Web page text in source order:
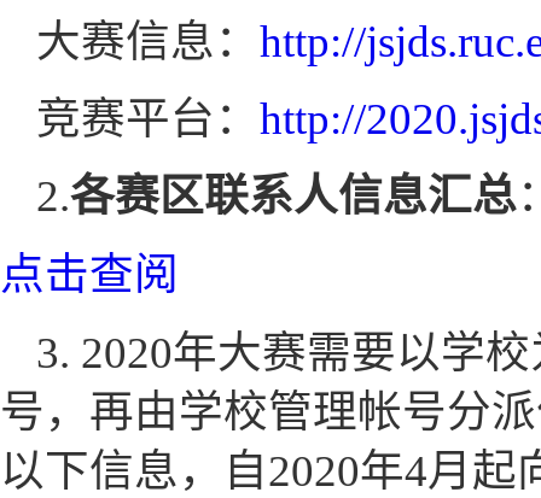
大赛信息： http://
竞赛平台： http://
2.各赛区联系人信息汇总
点击查阅
3. 2020年大赛需要以学
号，再由学校管理帐号分
以下信息，自2020年4月